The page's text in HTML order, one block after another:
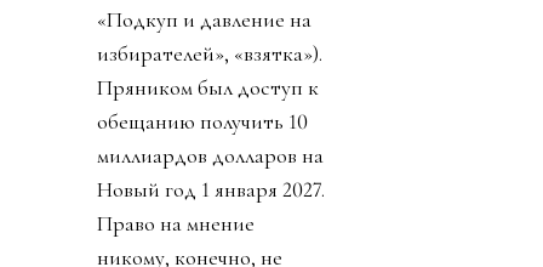
«Подкуп и давление на
избирателей», «взятка»).
Пряником был доступ к
обещанию получить 10
миллиардов долларов на
Новый год 1 января 2027.
Право на мнение
никому, конечно, не